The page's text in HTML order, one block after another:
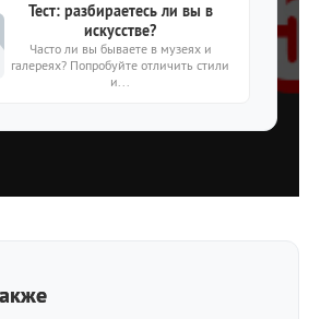
Тест: разбираетесь ли вы в
искусстве?
Часто ли вы бываете в музеях и
галереях? Попробуйте отличить стили
и...